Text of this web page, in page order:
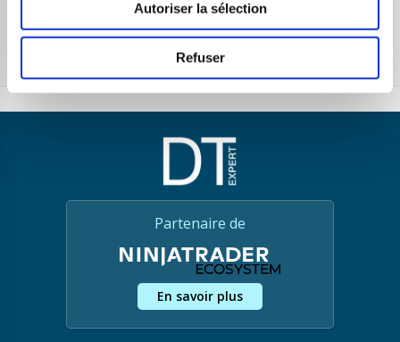
Autoriser la sélection
Refuser
La théorie des
vagues d’Elliott
lignes …
Le trading haute
fréquence (THF)
lignes…
Partenaire de
En savoir plus